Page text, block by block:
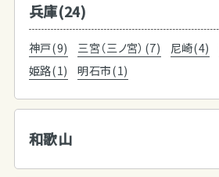
兵庫(24)
神戸(9) 三宮（三ノ宮）(7) 尼崎(4)
姫路(1)
明石市(1)
和歌山